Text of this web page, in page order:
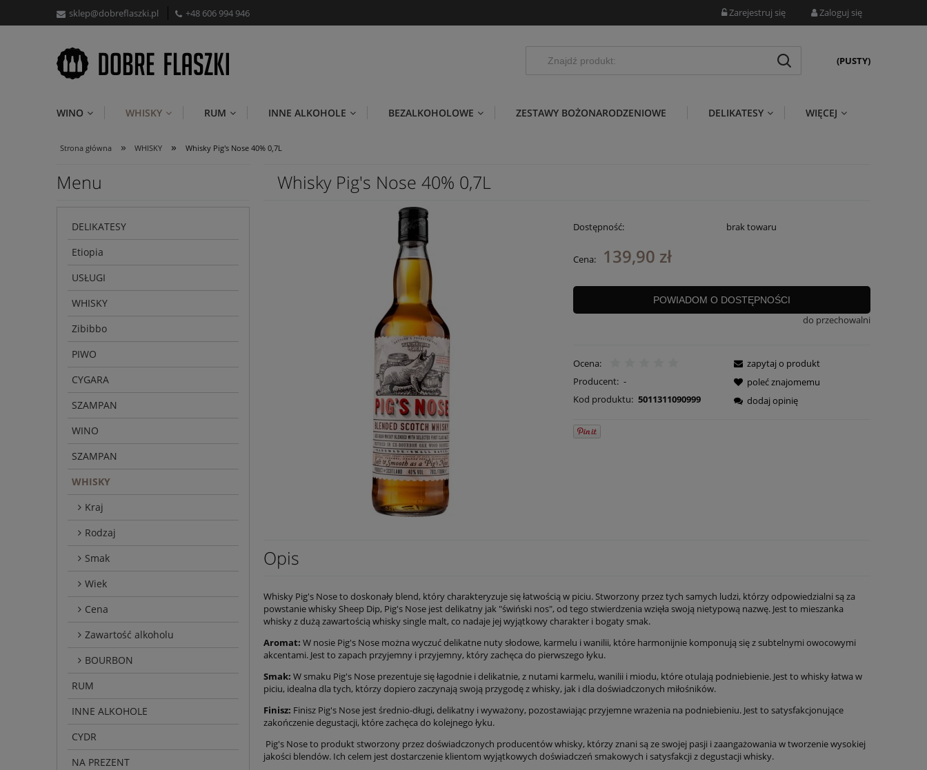
sklep@dobreflaszki.pl +48 606 994 946 Zarejestruj się Zaloguj się
(PUSTY)
WINO WHISKY RUM INNE ALKOHOLE BEZALKOHOLOWE ZESTAWY BOŻONARODZENIOWE DELIKATESY WIĘCEJ
Strona główna » WHISKY » Whisky Pig's Nose 40% 0,7L
Menu
DELIKATESY
Etiopia
USŁUGI
WHISKY
Zibibbo
PIWO
CYGARA
SZAMPAN
WINO
SZAMPAN
WHISKY
Kraj
Rodzaj
Smak
Wiek
Cena
Zawartość alkoholu
BOURBON
RUM
INNE ALKOHOLE
CYDR
NA PREZENT
Whisky Pig's Nose 40% 0,7L
Dostępność: brak towaru
Cena: 139,90 zł
POWIADOM O DOSTĘPNOŚCI
do przechowalni
Ocena:
Producent: -
Kod produktu: 5011311090999
zapytaj o produkt
poleć znajomemu
dodaj opinię
Opis
Whisky Pig's Nose to doskonały blend, który charakteryzuje się łatwością w piciu. Stworzony przez tych samych ludzi, którzy odpowiedzialni są za
powstanie whisky Sheep Dip, Pig's Nose jest delikatny jak "świński nos", od tego stwierdzenia wzięła swoją nietypową nazwę. Jest to mieszanka
whisky z dużą zawartością whisky single malt, co nadaje jej wyjątkowy charakter i bogaty smak.
Aromat: W nosie Pig's Nose można wyczuć delikatne nuty słodowe, karmelu i wanilii, które harmonijnie komponują się z subtelnymi owocowymi
akcentami. Jest to zapach przyjemny i przyjemny, który zachęca do pierwszego łyku.
Smak: W smaku Pig's Nose prezentuje się łagodnie i delikatnie, z nutami karmelu, wanilii i miodu, które otulają podniebienie. Jest to whisky łatwa w
piciu, idealna dla tych, którzy dopiero zaczynają swoją przygodę z whisky, jak i dla doświadczonych miłośników.
Finisz: Finisz Pig's Nose jest średnio-długi, delikatny i wyważony, pozostawiając przyjemne wrażenia na podniebieniu. Jest to satysfakcjonujące
zakończenie degustacji, które zachęca do kolejnego łyku.
Pig's Nose to produkt stworzony przez doświadczonych producentów whisky, którzy znani są ze swojej pasji i zaangażowania w tworzenie wysokiej
jakości blendów. Ich celem jest dostarczenie klientom wyjątkowych doświadczeń smakowych i satysfakcji z degustacji whisky.